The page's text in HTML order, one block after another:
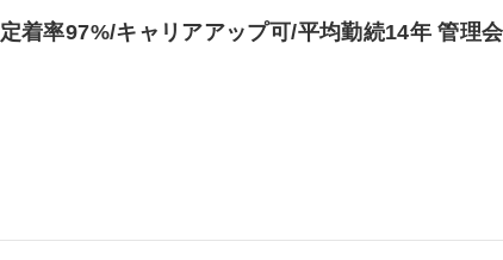
着率97%/キャリアアップ可/平均勤続14年 管理会